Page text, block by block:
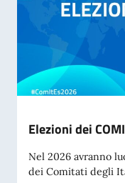
Elezioni dei
Nel 2026 avranno
dei Comitati degli